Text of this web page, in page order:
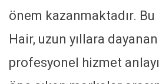
önem kazanmaktadır.
Hair, uzun yıllara
profesyonel hizmet